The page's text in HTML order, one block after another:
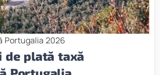
Portugalia 2026
de plată taxă